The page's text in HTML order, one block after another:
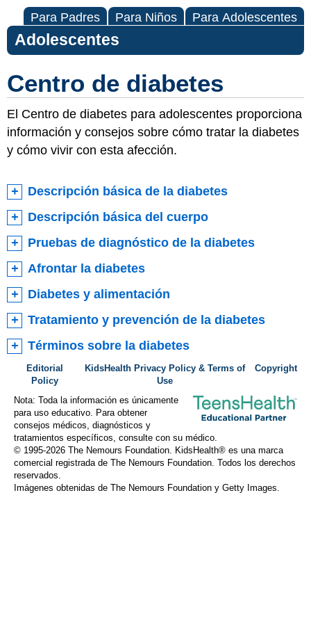
Para Padres Para Niños Para Adolescentes
Adolescentes
Centro de diabetes
El Centro de diabetes para adolescentes proporciona
información y consejos sobre cómo tratar la diabetes
y cómo vivir con esta afección.
Descripción básica de la diabetes
Descripción básica del cuerpo
Pruebas de diagnóstico de la diabetes
Afrontar la diabetes
Diabetes y alimentación
Tratamiento y prevención de la diabetes
Términos sobre la diabetes
Editorial
Policy
KidsHealth Privacy Policy & Terms of
Use
Copyright
Nota: Toda la información es únicamente
para uso educativo. Para obtener
consejos médicos, diagnósticos y
tratamientos específicos, consulte con su médico.
© 1995-2026 The Nemours Foundation. KidsHealth® es una marca
comercial registrada de The Nemours Foundation. Todos los derechos
reservados.
Imágenes obtenidas de The Nemours Foundation y Getty Images.